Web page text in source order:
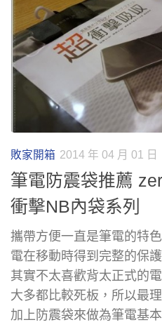
敗家開箱 2014 年 04 月 01 日
筆電防震袋推薦
衝擊NB內袋系列
攜帶方便一直是筆電的特
電在移動時得到完整的保
其實不太喜歡背太正式的
大多都比較死板，所以最
加上防震袋來做為筆電基